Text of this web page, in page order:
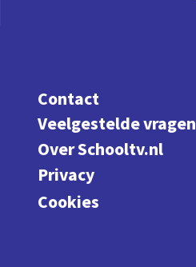
Contact
Veelgestelde vragen
Over Schooltv.nl
Privacy
Cookies